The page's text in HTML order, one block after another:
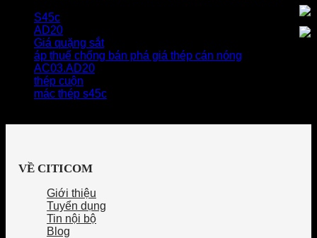
S45c
AD20
Giá quặng sắt
áp thuế chống bán phá giá thép cán nóng
AC03.AD20
thép cuộn
mác thép s45c
VỀ CITICOM
Giới thiệu
Tuyển dụng
Tin nội bộ
Blog